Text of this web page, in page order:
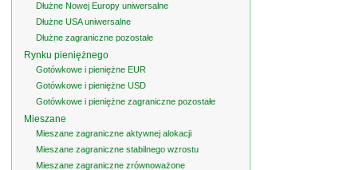
Dłużne Nowej Europy uniwersalne
Dłużne USA uniwersalne
Dłużne zagraniczne pozostałe
Rynku pieniężnego
Gotówkowe i pieniężne EUR
Gotówkowe i pieniężne USD
Gotówkowe i pieniężne zagraniczne pozostałe
Mieszane
Mieszane zagraniczne aktywnej alokacji
Mieszane zagraniczne stabilnego wzrostu
Mieszane zagraniczne zrównoważone